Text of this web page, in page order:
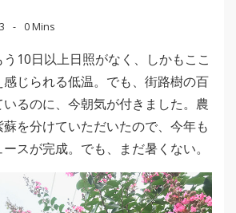
0 Mins
10日以上日照がなく、しかもここ
じられる低温。でも、街路樹の百
るのに、今朝気が付きました。農
を分けていただいたので、今年も
スが完成。でも、まだ暑くない。